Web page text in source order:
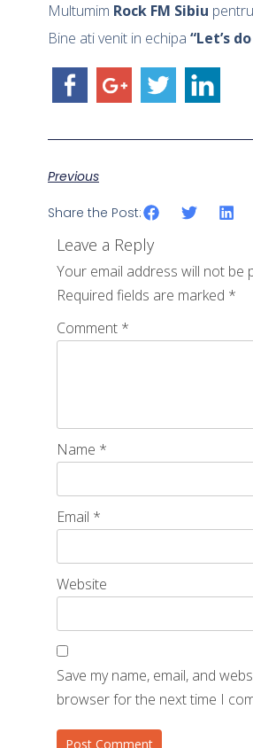
Multumim Rock FM Sibiu
Bine ati venit in echipa “Let’s
Previous
Share the Post:
Leave a Reply
Your email address will not be
Required fields are marked *
Comment *
Name *
Email *
Website
Save my name, email, and
browser for the next time I